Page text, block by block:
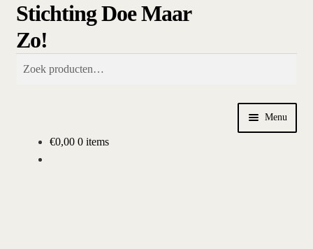
Ga
naar
Ga
de
Stichting Doe Maar
Zo!
Zoeken
Menu
€0,00 0 items